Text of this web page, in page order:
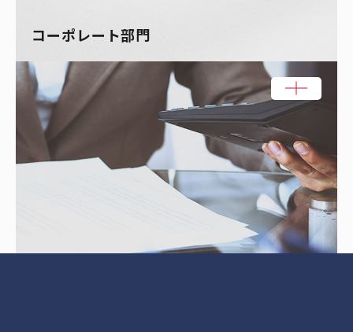
コーポレート部門